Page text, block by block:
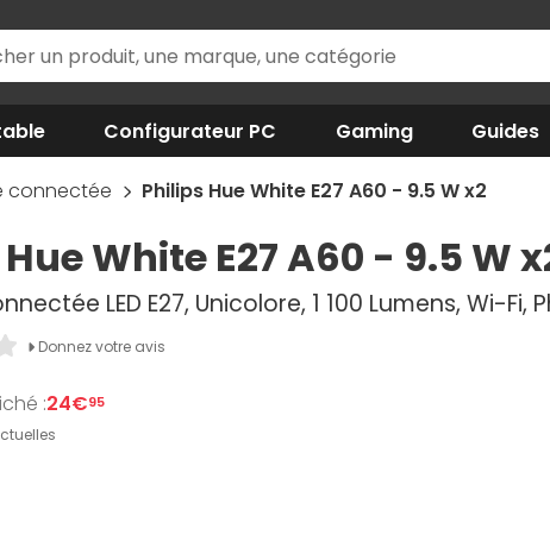
Configurateur PC Gaming Guides
connectée Philips Hue White E27 A60 - 9.5 W x2
White E27 A60 - 9.5 W
LED E27, Unicolore, 1 100 Lumens, Wi-Fi,
Donnez votre avis
:24€95